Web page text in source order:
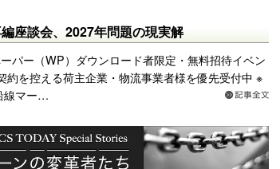
編座談会、2027年問題の現実解
ーパー（WP）ダウンロード者限定・無料招待イベン
約を控える荷主企業・物流事業者様を優先受付中 ※
線マー…